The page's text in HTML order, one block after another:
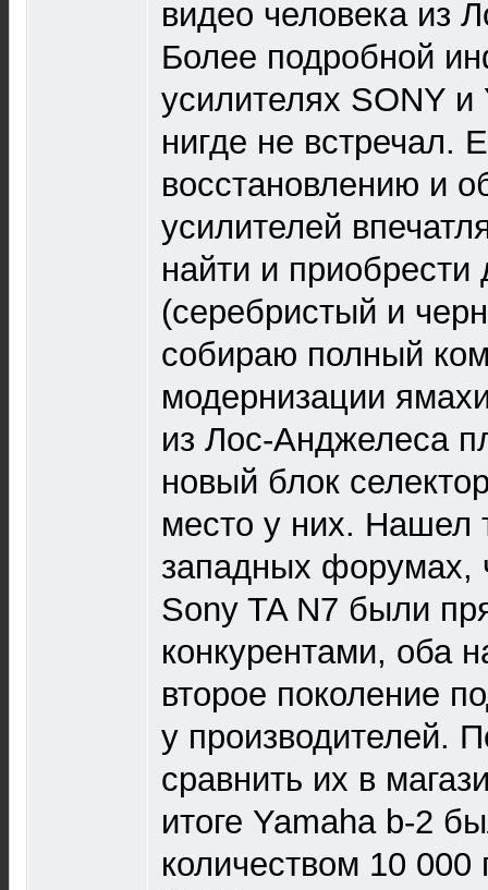
видео человека из
Более подробной
усилителях SONY
нигде не встречал.
восстановлению и
усилителей
найти и приобрести
(серебристый и
собираю полный
модернизации
из Лос-Анджелеса
новый блок
место у них. Нашел
западных форумах,
Sony TA N7 были
конкурентами, оба
второе поколение
у производителей.
сравнить их в
итоге Yamaha b-2
количеством 10 000